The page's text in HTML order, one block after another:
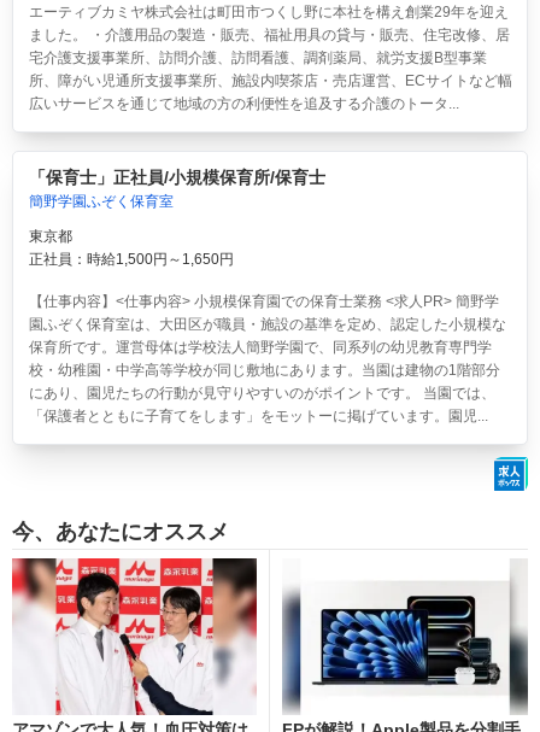
エーティブカミヤ株式会社は町田市つくし野に本社を構え創業29年を迎え
ました。 ・介護用品の製造・販売、福祉用具の貸与・販売、住宅改修、居
宅介護支援事業所、訪問介護、訪問看護、調剤薬局、就労支援B型事業
所、障がい児通所支援事業所、施設内喫茶店・売店運営、ECサイトなど幅
広いサービスを通じて地域の方の利便性を追及する介護のトータ...
「保育士」正社員/小規模保育所/保育士
簡野学園ふぞく保育室
東京都
正社員：時給1,500円～1,650円
【仕事内容】<仕事内容> 小規模保育園での保育士業務 <求人PR> 簡野学
園ふぞく保育室は、大田区が職員・施設の基準を定め、認定した小規模な
保育所です。運営母体は学校法人簡野学園で、同系列の幼児教育専門学
校・幼稚園・中学高等学校が同じ敷地にあります。当園は建物の1階部分
にあり、園児たちの行動が見守りやすいのがポイントです。 当園では、
「保護者とともに子育てをします」をモットーに掲げています。園児...
今、あなたにオススメ